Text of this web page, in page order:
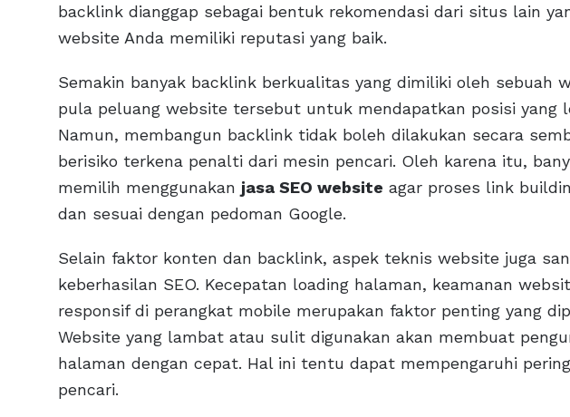
backlink dianggap sebagai bentuk rekomendasi dari situs lain
website Anda memiliki reputasi yang baik.
Semakin banyak backlink berkualitas yang dimiliki oleh sebuah
pula peluang website tersebut untuk mendapatkan posisi yang
Namun, membangun backlink tidak boleh dilakukan secara
berisiko terkena penalti dari mesin pencari. Oleh karena itu,
memilih menggunakan jasa SEO website agar proses link
dan sesuai dengan pedoman Google.
Selain faktor konten dan backlink, aspek teknis website juga
keberhasilan SEO. Kecepatan loading halaman, keamanan
responsif di perangkat mobile merupakan faktor penting yang
Website yang lambat atau sulit digunakan akan membuat
halaman dengan cepat. Hal ini tentu dapat mempengaruhi
pencari.